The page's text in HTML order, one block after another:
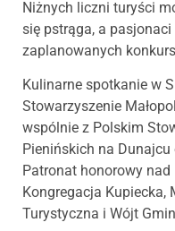
Niżnych liczni turyści
się pstrąga, a
zaplanowanych
Kulinarne spotkanie w
Stowarzyszenie
wspólnie z Polskim
Pienińskich na Dunajcu
Patronat honorowy nad
Kongregacja Kupiecka,
Turystyczna i Wójt